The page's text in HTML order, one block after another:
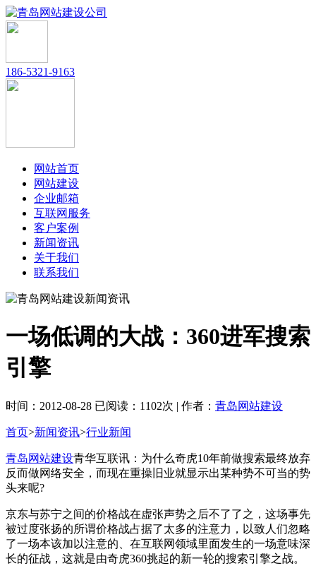
186-5321-9163
网站首页
网站建设
企业邮箱
互联网服务
客户案例
新闻资讯
关于我们
联系我们
一场低调的大战：360进军搜索
引擎
时间：2012-08-28 已阅读：1102次 | 作者： 青岛网站建设
首页>新闻资讯>行业新闻
青岛网站建设青华互联讯：为什么奇虎10年前做搜索最终放弃
反而做网络安全，而现在重操旧业就显示出某种势不可当的势
头来呢?
京东与苏宁之间的价格战在虚张声势之后不了了之，这场事先
被过度张扬的所谓价格战占据了太多的注意力，以致人们忽略
了一场本该加以注意的、在互联网领域里面发生的一场意味深
长的征战，这就是由奇虎360挑起的新一轮的搜索引擎之战。